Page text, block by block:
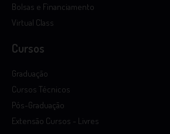
Bolsas e Financiamento
Virtual Class
Cursos
Graduação
Cursos Técnicos
Pós-Graduação
Extensão Cursos - Livres